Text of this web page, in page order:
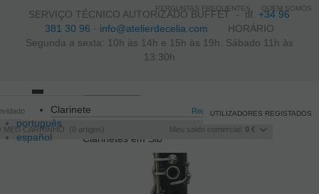
SERVIÇO TÉCNICO AUTORIZADO BUFFET -tlf. +34 96
381 30 96 · info@atelierdecelia.com HORÁRIO
Segunda a sexta: 10h às 14h e 15h às 19h. Sábado 11h às
13:30h
português
español
Registo/ Iniciar sessão
MEU CARRINHO 0 artigos Meu saldo comercial: 0 €
UTILIZADORES REGISTADOS
navigation
Clarinete
Clarinetes em Sib
PERGUNTAS FREQUENTES QUEM SOMOS